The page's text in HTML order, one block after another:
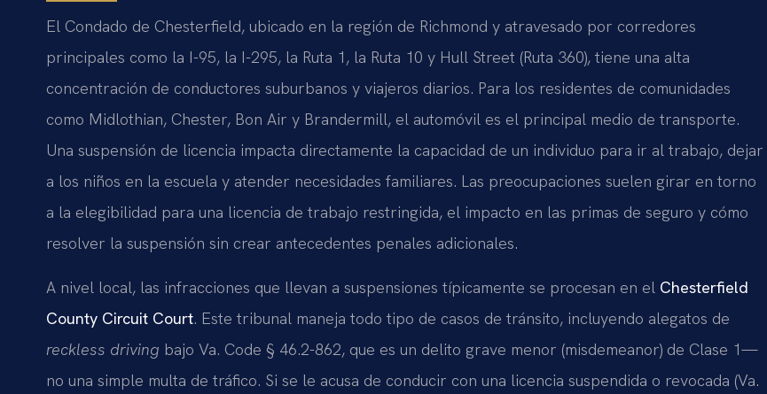
El Condado de Chesterfield, ubicado en la región de Richmond y atravesado por corredores
principales como la I-95, la I-295, la Ruta 1, la Ruta 10 y Hull Street (Ruta 360), tiene una alta
concentración de conductores suburbanos y viajeros diarios. Para los residentes de comunidades
como Midlothian, Chester, Bon Air y Brandermill, el automóvil es el principal medio de transporte.
Una suspensión de licencia impacta directamente la capacidad de un individuo para ir al trabajo, dejar
a los niños en la escuela y atender necesidades familiares. Las preocupaciones suelen girar en torno
a la elegibilidad para una licencia de trabajo restringida, el impacto en las primas de seguro y cómo
resolver la suspensión sin crear antecedentes penales adicionales.
A nivel local, las infracciones que llevan a suspensiones típicamente se procesan en el Chesterfield
County Circuit Court. Este tribunal maneja todo tipo de casos de tránsito, incluyendo alegatos de
reckless driving bajo Va. Code § 46.2-862, que es un delito grave menor (misdemeanor) de Clase 1—
no una simple multa de tráfico. Si se le acusa de conducir con una licencia suspendida o revocada (Va.